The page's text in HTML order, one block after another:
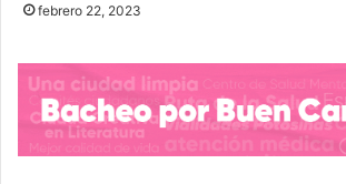
febrero 22, 2023